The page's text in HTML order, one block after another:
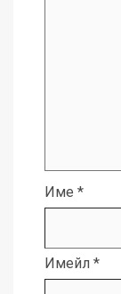
Име *
Имейл *